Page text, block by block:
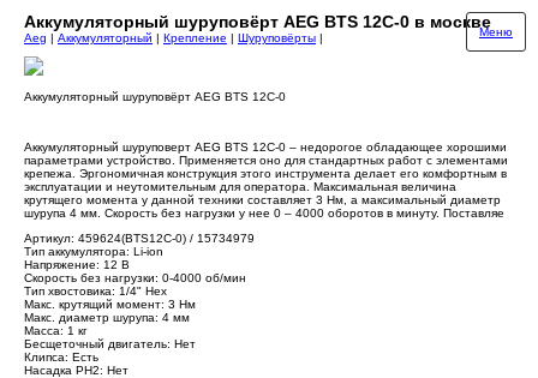
Аккумуляторный шуруповёрт AEG BTS 12C-0 в москве
Меню
Aeg | Аккумуляторный | Крепление | Шуруповёрты |
Аккумуляторный шуруповёрт AEG BTS 12C-0
Аккумуляторный шуруповерт AEG BTS 12C-0 – недорогое обладающее хорошими
параметрами устройство. Применяется оно для стандартных работ с элементами
крепежа. Эргономичная конструкция этого инструмента делает его комфортным в
эксплуатации и неутомительным для оператора. Максимальная величина
крутящего момента у данной техники составляет 3 Нм, а максимальный диаметр
шурупа 4 мм. Скорость без нагрузки у нее 0 – 4000 оборотов в минуту. Поставляе
Артикул: 459624(BTS12C-0) / 15734979
Тип аккумулятора: Li-ion
Напряжение: 12 В
Скорость без нагрузки: 0-4000 об/мин
Тип хвостовика: 1/4" Hex
Макс. крутящий момент: 3 Нм
Макс. диаметр шурупа: 4 мм
Масса: 1 кг
Бесщеточный двигатель: Нет
Клипса: Есть
Насадка PH2: Нет